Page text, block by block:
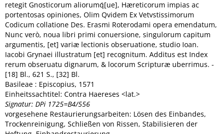
retegit Gnosticorum aliorumq́[ue], Hæreticorum impias ac
portentosas opiniones, Olim Qvidem Ex Vetvstissimorum
Codicum collatione Des. Erasmi Roterodami opera emendatum,
Nunc verò, noua libri primi conuersione, singulorum capitum
argumentis, [et] variæ lectionis obseruatione, studio Ioan.
Iacobi Grynaei illustratum [et] recognitum. Additus est Index
rerum obseruatu dignarum, & locorum Scripturæ uberrimus. -
[18] Bl., 621 S., [32] Bl.
Basileae : Episcopius, 1571
Einheitssachtitel: Contra Haereses <lat.>
Signatur: DPi 1725=B4/556
vorgesehene Restaurierungsarbeiten: Lösen des Einbandes,
Trockenreinigung, Schließen von Rissen, Stabilisieren der